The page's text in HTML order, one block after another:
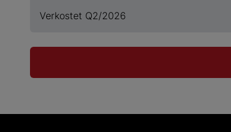
Verkostet Q2/2026